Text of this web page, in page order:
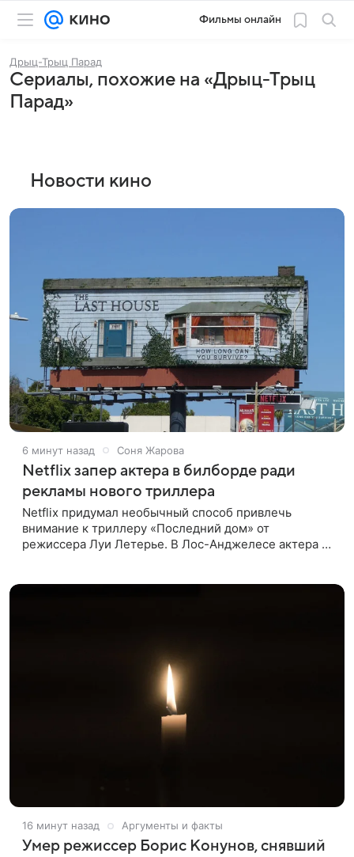
Фильмы онлайн
Дрыц-Трыц Парад
Сериалы, похожие на «Дрыц-Трыц
Парад»
Новости кино
6 минут назад Соня Жарова
Netflix запер актера в билборде ради
рекламы нового триллера
Netflix придумал необычный способ привлечь
внимание к триллеру «Последний дом» от
режиссера Луи Летерье. В Лос-Анджелесе актера на
16 минут назад Аргументы и факты
Умер режиссер Борис Конунов, снявший